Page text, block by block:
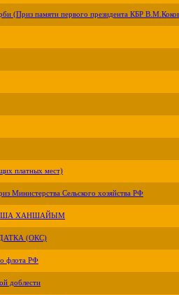
(Приз памяти первого президента КБР
платных мест)
Министерства Сельского хозяйства РФ
ХАНШАЙЫМ
(ОКС)
флота РФ
доблести